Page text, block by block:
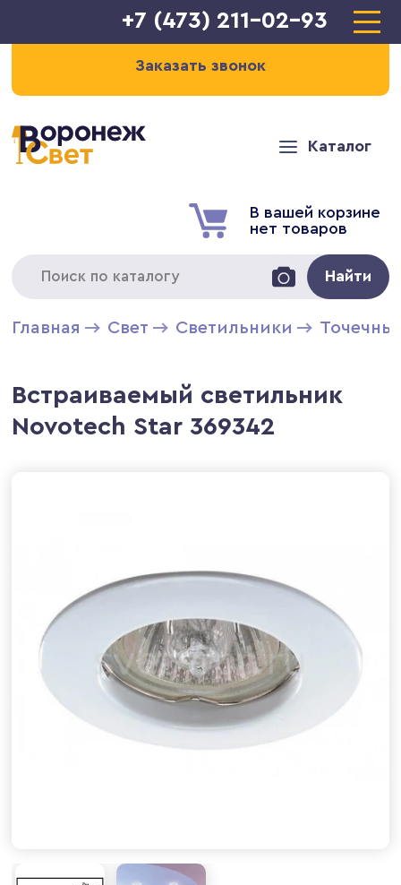
+7 (473) 211-02-93
Заказать звонок
Каталог
В вашей корзине
нет товаров
Найти
Главная Свет Светильники
Встраиваемый светильник
Novotech Star 369342